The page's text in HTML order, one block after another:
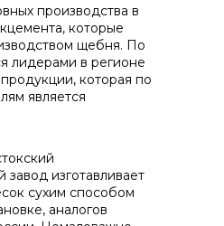
производства в
которые
щебня. По
лидерами в регионе
которая по
является
изготавливает
сухим способом
аналогов